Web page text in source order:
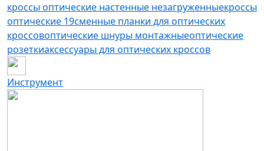
кроссы оптические настенные незагруженныекроссы
оптические 19сменные планки для оптических
кроссовоптические шнуры монтажныеоптические
розеткиаксессуары для оптических кроссов
Инструмент